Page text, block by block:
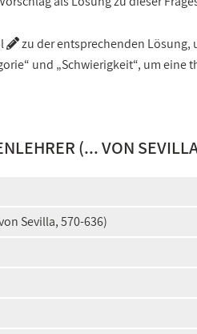
zu der entsprechenden Lösung,
und „Schwierigkeit“, um
(... VON
Sevilla, 570-636)